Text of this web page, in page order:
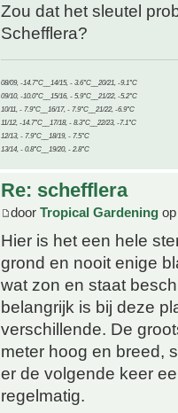
Zou dat het sleutel
Schefflera?
08/09, -14.7°C__14/15, - 3.6°C__20/21, -9.1°C
09/10, -10.0°C__15/16, - 5.9°C__21/22, -5.2°C
10/11, - 7.9°C__16/17, - 7.9°C__21/22, -6.9°C
11/12, -14.7°C__17/18, - 8.3°C__22/23, -7.1°C
12/13, - 7.9°C__18/19, - 7.5°C
13/14, - 0.8°C__19/20, - 2.8°C
Re: schefflera
door Tropical Gardening
Hier is het een hele
grond en nooit enige
wat zon en staat
belangrijk is bij deze
verschillende. De
meter hoog en breed,
er de volgende keer
regelmatig.